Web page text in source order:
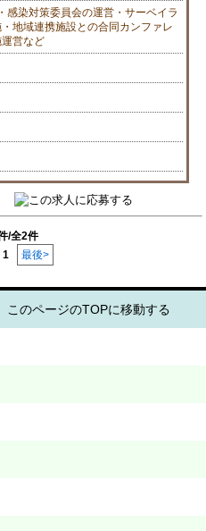
感染対策委員会の運営・サーベイラ
地域連携施設との合同カンファレ
営など
/全2件
1 最後>
このページのTOPに移動する